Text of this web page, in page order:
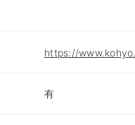
https://
有